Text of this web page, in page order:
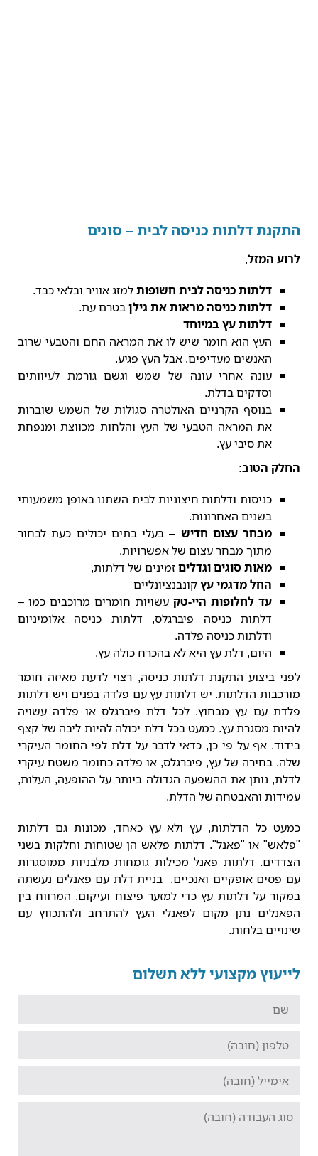
התקנת דלתות כניסה לבית – סוגים
לרוע המזל,
דלתות כניסה לבית חשופותלמזג אוויר ובלאי כבד.
דלתות כניסה מראות את גילןבטרם עת.
דלתות עץ במיוחד
העץ הוא חומר שיש לו את המראה החם והטבעי שרוב
האנשים מעדיפים. אבל העץ פגיע.
עונה אחרי עונה של שמש וגשם גורמת לעיוותים
וסדקים בדלת.
בנוסף הקרניים האולטרה סגולות של השמש שוברות
את המראה הטבעי של העץ והלחות מכווצת ומנפחת
את סיבי עץ.
החלק הטוב:
כניסות ודלתות חיצוניות לבית השתנו באופן משמעותי
בשנים האחרונות.
מבחר עצום חדיש – בעלי בתים יכולים כעת לבחור
מתוך מבחר עצום של אפשרויות.
מאות סוגים וגדליםזמינים של דלתות,
החל מדגמי עץקונבנציונליים
עד לחלופות היי-טק עשויות חומרים מרוכבים כמו –
דלתות כניסה פיברגלס, דלתות כניסה אלומיניום
ודלתות כניסה פלדה.
היום, דלת עץ היא לא בהכרח כולה עץ.
לפני ביצוע התקנת דלתות כניסה, רצוי לדעת מאיזה חומר
מורכבות הדלתות. יש דלתות עץ עם פלדה בפנים ויש דלתות
פלדת עם עץ מבחוץ. לכל דלת פיברגלס או פלדה עשויה
להיות מסגרת עץ. כמעט בכל דלת יכולה להיות ליבה של קצף
בידוד. אף על פי כן, כדאי לדבר על דלת לפי החומר העיקרי
שלה. בחירה של עץ, פיברגלס, או פלדה כחומר משטח עיקרי
לדלת, נותן את ההשפעה הגדולה ביותר על ההופעה, העלות,
עמידות והאבטחה של הדלת.
כמעט כל הדלתות, עץ ולא עץ כאחד, מכונות גם דלתות
"פלאש" או "פאנל". דלתות פלאש הן שטוחות וחלקות בשני
הצדדים. דלתות פאנל מכילות גומחות מלבניות ממוסגרות
עם פסים אופקיים ואנכיים. בניית דלת עם פאנלים נעשתה
במקור על דלתות עץ כדי למזער פיצוח ועיקום. המרווח בין
הפאנלים נתן מקום לפאנלי העץ להתרחב ולהתכווץ עם
שינויים בלחות.
לייעוץ מקצועי ללא תשלום
שם
טלפון
אימייל
סוג
העבודה